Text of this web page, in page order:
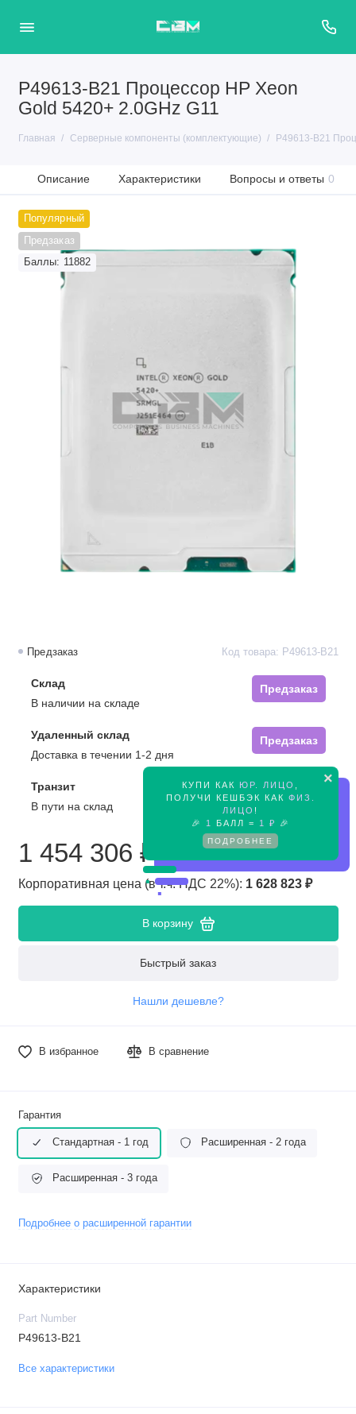
P49613-B21 Процессор HP Xeon
Gold 5420+ 2.0GHz G11
Главная Серверные компоненты (комплектующие) P49613-B21
Описание Характеристики Вопросы и ответы 0
Популярный
Предзаказ
Баллы: 11882
×
КУПИ КАК ЮР. ЛИЦО
ПОЛУЧИ КЕШБЭК КАК ФИЗ.
ЛИЦО !
🎉
1 БАЛЛ = 1 ₽ 🎉
ПОДРОБНЕЕ
Предзаказ Код товара: P49613-B21
Склад
Предзаказ
В наличии на складе
Удаленный склад
Предзаказ
Доставка в течении 1-2 дня
Транзит
Предзаказ
В пути на склад
1 454 306 ₽
Корпоративная цена (в т.ч. НДС 22%): 1 628 823 ₽
В корзину
Быстрый заказ
Нашли дешевле?
В избранное В сравнение
Гарантия
Стандартная - 1 год Расширенная - 2 года
Расширенная - 3 года
Подробнее о расширенной гарантии
Характеристики
Part Number
P49613-B21
Все характеристики